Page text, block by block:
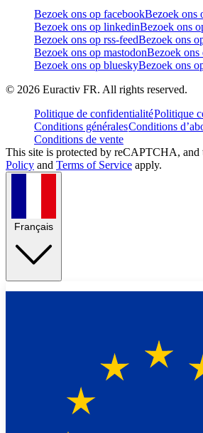
Bezoek ons op facebookBezoek ons
Bezoek ons op linkedinBezoek ons
Bezoek ons op rss-feedBezoek ons
Bezoek ons op mastodonBezoek ons
Bezoek ons op blueskyBezoek ons
© 2026 Euractiv FR. All rights reserved.
Politique de confidentialitéPolitique
Conditions généralesConditions
Conditions de vente
This site is protected by reCAPTCHA, and
Policy and Terms of Service apply.
Français